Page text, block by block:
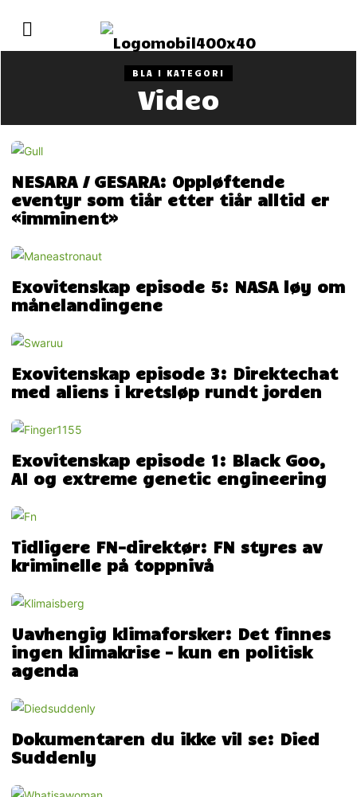
BLA I KATEGORI
Video
NESARA / GESARA: Oppløftende
eventyr som tiår etter tiår alltid er
«imminent»
Exovitenskap episode 5: NASA løy om
månelandingene
Exovitenskap episode 3: Direktechat
med aliens i kretsløp rundt jorden
Exovitenskap episode 1: Black Goo,
AI og extreme genetic engineering
Tidligere FN-direktør: FN styres av
kriminelle på toppnivå
Uavhengig klimaforsker: Det finnes
ingen klimakrise – kun en politisk
agenda
Dokumentaren du ikke vil se: Died
Suddenly